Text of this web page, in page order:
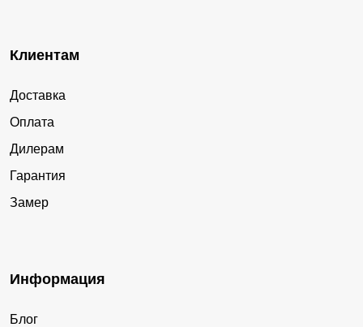
Клиентам
Доставка
Оплата
Дилерам
Гарантия
Замер
Информация
Блог